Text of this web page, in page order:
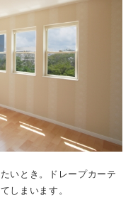
いとき。ドレープカーテ
しまいます。